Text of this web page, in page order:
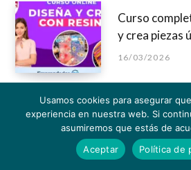
Curso
y crea piezas
16/03/2026
CulqiFull Pos
tus ventas
tarjetas
26/02/2026
Usamos cookies para asegurar
experiencia en nuestra web. Si
asumiremos que estás de
Aceptar
Política de